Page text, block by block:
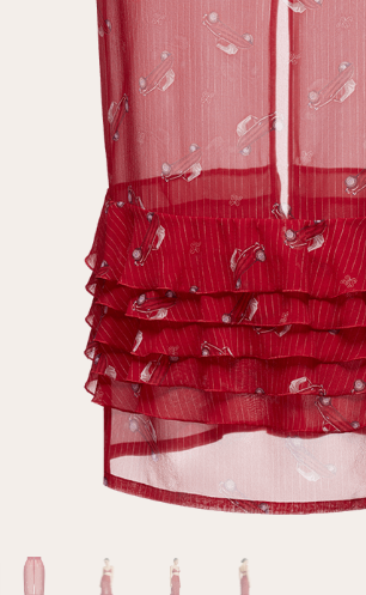
"Регистрация", вы соглашаетесь с
конфиденциальности
клиент